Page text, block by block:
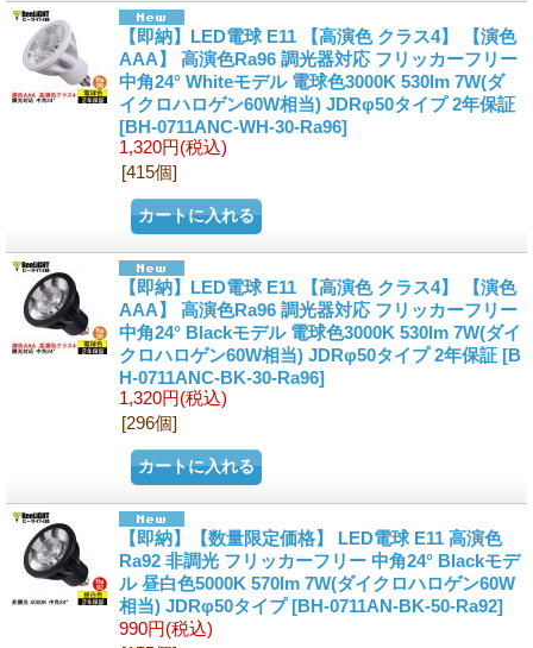
【即納】LED電球 E11 【高演色 クラス4】 【演色
AAA】 高演色Ra96 調光器対応 フリッカーフリー
中角24° Whiteモデル 電球色3000K 530lm 7W(ダ
イクロハロゲン60W相当) JDRφ50タイプ 2年保証
[BH-0711ANC-WH-30-Ra96]
1,320円(税込)
[415個]
【即納】LED電球 E11 【高演色 クラス4】 【演色
AAA】 高演色Ra96 調光器対応 フリッカーフリー
中角24° Blackモデル 電球色3000K 530lm 7W(ダイ
クロハロゲン60W相当) JDRφ50タイプ 2年保証 [B
H-0711ANC-BK-30-Ra96]
1,320円(税込)
[296個]
【即納】【数量限定価格】 LED電球 E11 高演色
Ra92 非調光 フリッカーフリー 中角24° Blackモデ
ル 昼白色5000K 570lm 7W(ダイクロハロゲン60W
相当) JDRφ50タイプ[BH-0711AN-BK-50-Ra92]
990円(税込)